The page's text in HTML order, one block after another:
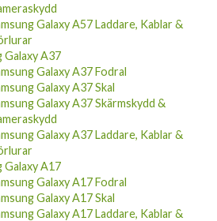
Galaxy A57 Laddare, Kablar &
Galaxy A37
Galaxy A37 Fodral
Galaxy A37 Skal
Galaxy A37 Skärmskydd &
Galaxy A37 Laddare, Kablar &
Galaxy A17
Galaxy A17 Fodral
Galaxy A17 Skal
Galaxy A17 Laddare, Kablar &